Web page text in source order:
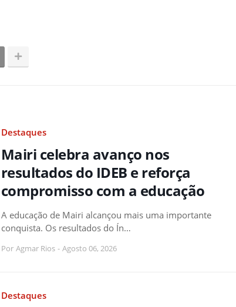
Destaques
Mairi celebra avanço nos
resultados do IDEB e reforça
compromisso com a educação
A educação de Mairi alcançou mais uma importante
conquista. Os resultados do Ín…
Por Agmar Rios - Agosto 06, 2026
Destaques